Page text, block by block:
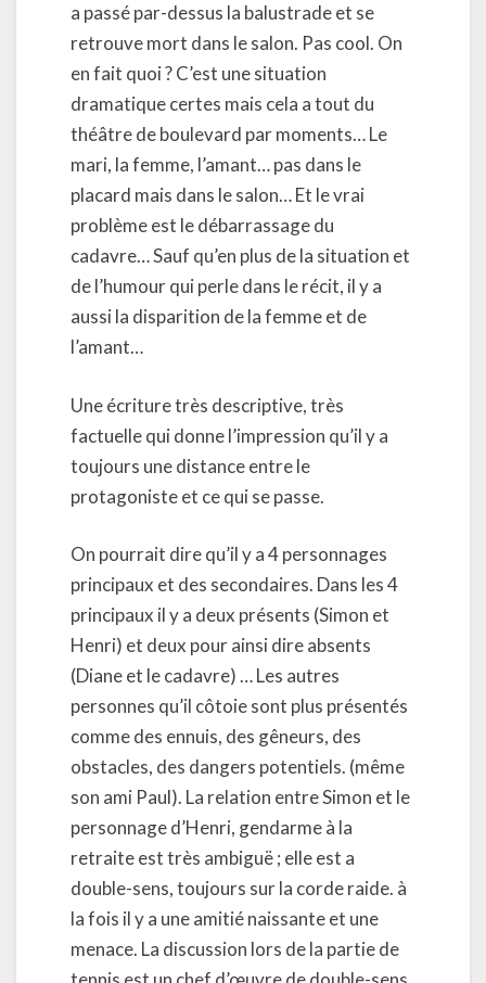
a passé par-dessus la balustrade et se
retrouve mort dans le salon. Pas cool. On
en fait quoi ? C’est une situation
dramatique certes mais cela a tout du
théâtre de boulevard par moments… Le
mari, la femme, l’amant… pas dans le
placard mais dans le salon… Et le vrai
problème est le débarrassage du
cadavre… Sauf qu’en plus de la situation et
de l’humour qui perle dans le récit, il y a
aussi la disparition de la femme et de
l’amant…
Une écriture très descriptive, très
factuelle qui donne l’impression qu’il y a
toujours une distance entre le
protagoniste et ce qui se passe.
On pourrait dire qu’il y a 4 personnages
principaux et des secondaires. Dans les 4
principaux il y a deux présents (Simon et
Henri) et deux pour ainsi dire absents
(Diane et le cadavre) … Les autres
personnes qu’il côtoie sont plus présentés
comme des ennuis, des gêneurs, des
obstacles, des dangers potentiels. (même
son ami Paul). La relation entre Simon et le
personnage d’Henri, gendarme à la
retraite est très ambiguë ; elle est a
double-sens, toujours sur la corde raide. à
la fois il y a une amitié naissante et une
menace. La discussion lors de la partie de